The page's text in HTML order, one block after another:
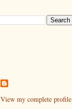
View my complete profile